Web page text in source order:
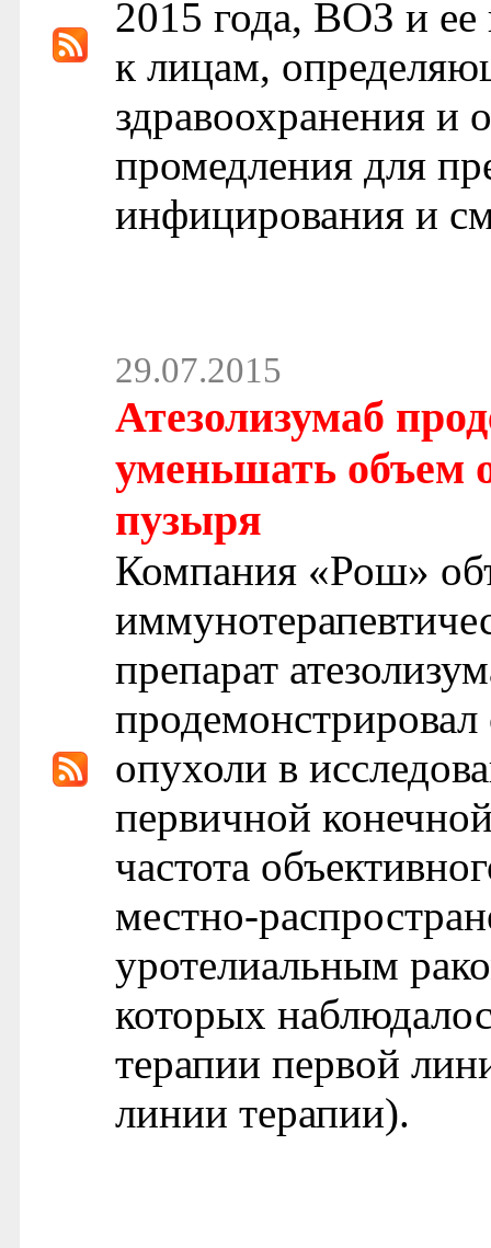
2015 года, ВОЗ и ее
к лицам,
здравоохранения и
промедления для
инфицирования и
29.07.2015
Атезолизумаб
уменьшать объем
пузыря
Компания «Рош»
препарат
опухоли в
первичной
частота
местно-
уротелиальным
которых
терапии первой
линии терапии).